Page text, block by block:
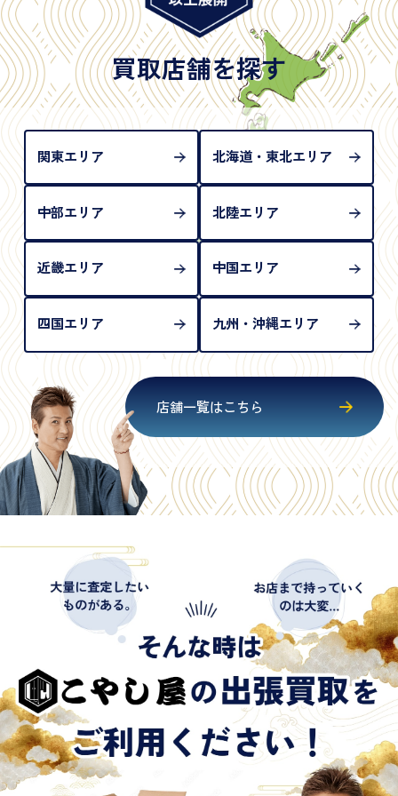
※日本国政府発行のもの
※2020年2月4日以降に申請された新型パスポートに
は「所持人記入欄（住所記載欄）」が存在しないた
め、単体では古物営業法上の本人確認書類として認
められない（住所確認ができないため）。補助書類
が必要となります
買取店舗を探す
関東エリア 北海道・東北エリア
中部エリア 北陸エリア
近畿エリア 中国エリア
四国エリア 九州・沖縄エリア
店舗一覧はこちら